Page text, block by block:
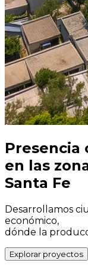
Presencia
en las
Santa Fe
Desarrollamos
económico,
dónde la
Explorar proyectos